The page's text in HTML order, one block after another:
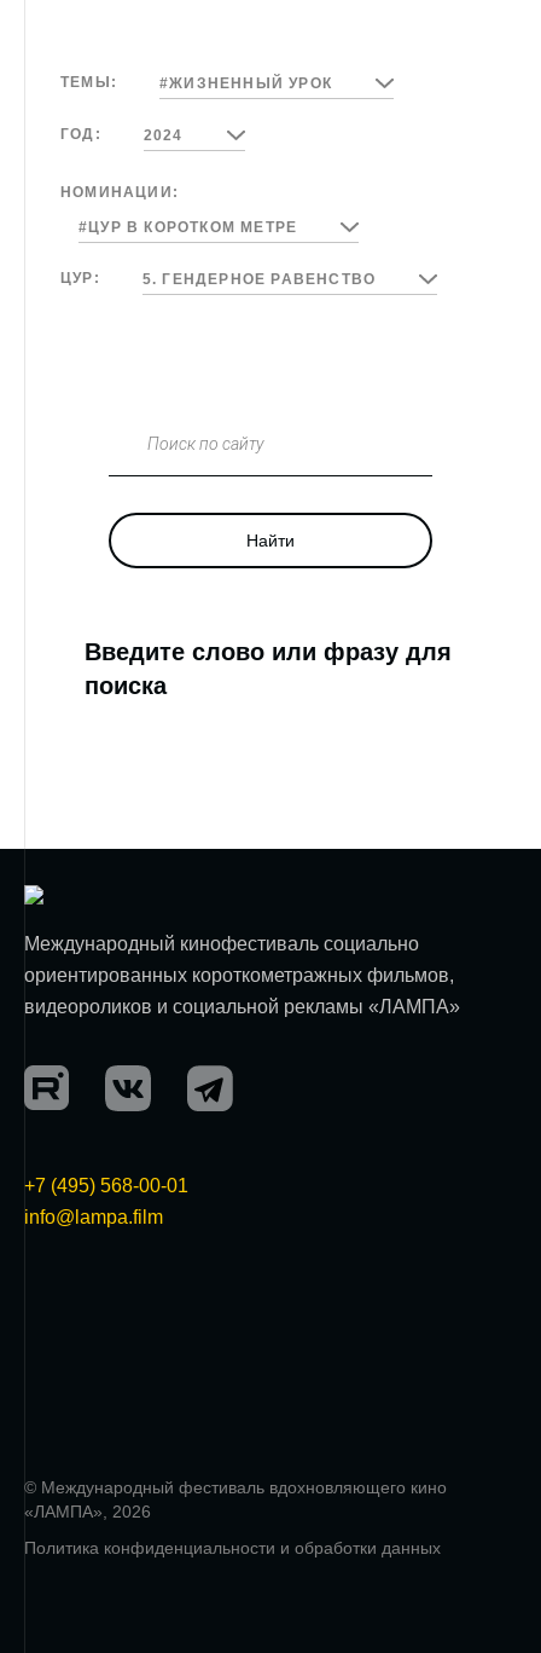
ТЕМЫ: #ЖИЗНЕННЫЙ УРОК
ГОД: 2024
НОМИНАЦИИ:
#ЦУР В КОРОТКОМ МЕТРЕ
ЦУР: 5. ГЕНДЕРНОЕ РАВЕНСТВО
Поиск по сайту
Найти
Введите слово или фразу для
поиска
Международный кинофестиваль социально
ориентированных короткометражных фильмов,
видеороликов и социальной рекламы «ЛАМПА»
+7 (495) 568-00-01
info@lampa.film
© Международный фестиваль вдохновляющего кино
«ЛАМПА», 2026
Политика конфиденциальности и обработки данных